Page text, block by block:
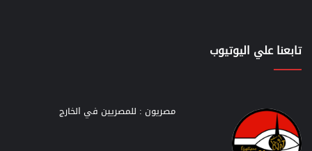
تابعنا علي اليوتيوب
مصريون : للمصريين في الخارج